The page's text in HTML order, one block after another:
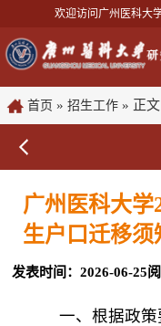
欢迎访问广州医科大学
首页 » 招生工作 » 正文
广州医科大学
生户口迁移须
发表时间：2026-06-25
一、根据政